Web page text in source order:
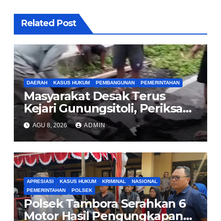
Related Post
DAERAH KASUS HUKUM PEMBANGUNAN PEMERINTAHAN
Masyarakat Desak Terus
Kejari Gunungsitoli, Periksa
dan Usut Tuntas Dugaan
Korupsi Proyek Jalan
Sirombu-Afulu (MYC) Senilai
Rp321 Miliar
AGU 8, 2026 ADMIN
APRESIASI KASUS HUKUM KRIMINAL
NASIONAL
PEMERINTAHAN
POLSEK
Polsek Tambora Serahkan 6
Motor Hasil Pengungkapan